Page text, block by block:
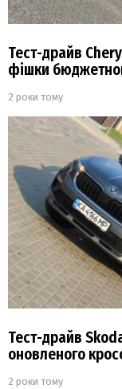
Тест-драйв
фішки
2 роки тому
Тест-драйв
оновленого
2 роки тому